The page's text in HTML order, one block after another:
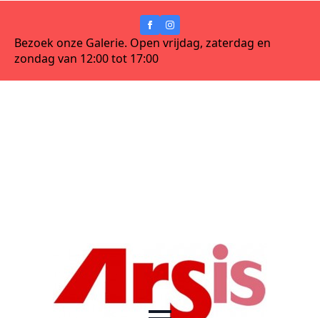
Bezoek onze Galerie. Open vrijdag, zaterdag en
zondag van 12:00 tot 17:00